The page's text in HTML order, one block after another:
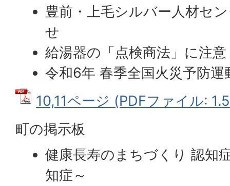
豊前・上毛シルバー人材セ
せ
給湯器の「点検商法」に注意
令和6年 春季全国火災予防
10,11ページ (PDFファイル:
町の掲示板
健康長寿のまちづくり 認知
知症～